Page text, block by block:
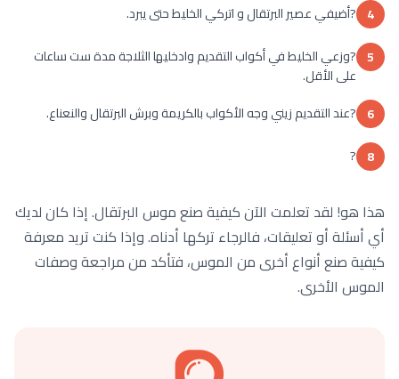
4 ?أضيفي عصير البرتقال و اتركي الخليط حتى يبرد.
5 ?وزعي الخليط في أكواب التقديم وادخليها الثلاجة مدة ست ساعات
على الأقل.
6 ?عند التقديم زيني وجه الأكواب بالكريمة وبرش البرتقال والنعناع.
8
?
هذا هو! لقد تعلمت الآن كيفية صنع موس البرتقال. إذا كان لديك
أي أسئلة أو تعليقات، فالرجاء تركها أدناه. وإذا كنت تريد معرفة
كيفية صنع أنواع أخرى من الموس، فتأكد من مراجعة وصفات
الموس الأخرى.